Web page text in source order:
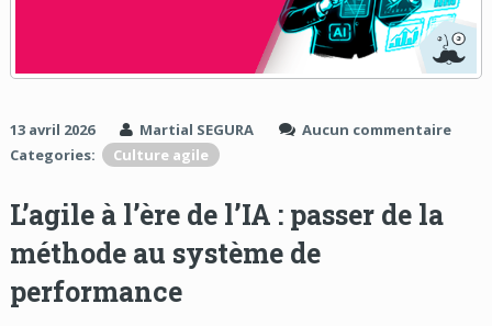
13 avril 2026 Martial SEGURA
Aucun commentaire
Categories:
Culture agile
L’agile à l’ère de l’IA : passer de la
méthode au système de
performance